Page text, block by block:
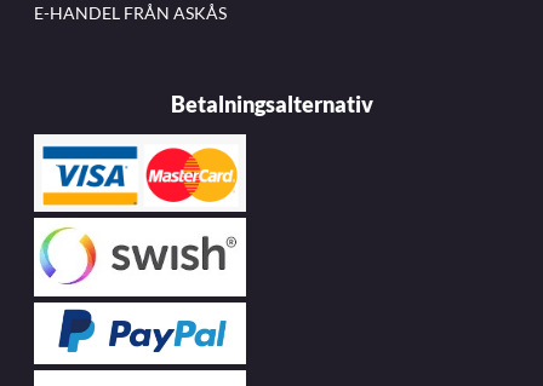
E-HANDEL FRÅN ASKÅS
Betalningsalternativ